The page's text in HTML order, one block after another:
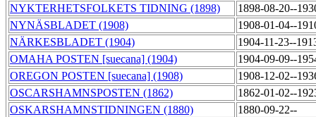
NYKTERHETSFOLKETS TIDNING (1898)
1898-08-20--
NYNÄSBLADET (1908)
1908-01-04--
NÄRKESBLADET (1904)
1904-11-23--
OMAHA POSTEN [suecana] (1904)
1904-09-09--
OREGON POSTEN [suecana] (1908)
1908-12-02--
OSCARSHAMNSPOSTEN (1862)
1862-01-02--
OSKARSHAMNSTIDNINGEN (1880)
1880-09-22--